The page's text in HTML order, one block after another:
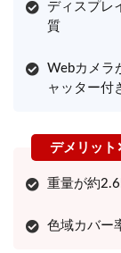
ディスプレ
質
Webカメラ
ャッター付
重量が約
色域カバー